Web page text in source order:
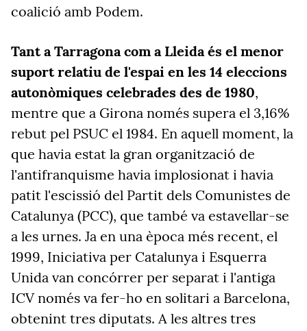
coalició amb Podem.
Tant a Tarragona com a Lleida és el menor
suport relatiu de l'espai en les 14 eleccions
autonòmiques celebrades des de 1980,
mentre que a Girona només supera el 3,16%
rebut pel PSUC el 1984. En aquell moment, la
que havia estat la gran organització de
l'antifranquisme havia implosionat i havia
patit l'escissió del Partit dels Comunistes de
Catalunya (PCC), que també va estavellar-se
a les urnes. Ja en una època més recent, el
1999, Iniciativa per Catalunya i Esquerra
Unida van concórrer per separat i l'antiga
ICV només va fer-ho en solitari a Barcelona,
obtenint tres diputats. A les altres tres